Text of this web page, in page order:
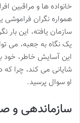
خانواده ها و مراقبین
همواره نگران
سازمان یافته، این بار
یک نگاه به جعبه، می
این آسایش خاطر، خود
شایانی می کند، چرا که
او سوال پرسید.
سازماندهی و